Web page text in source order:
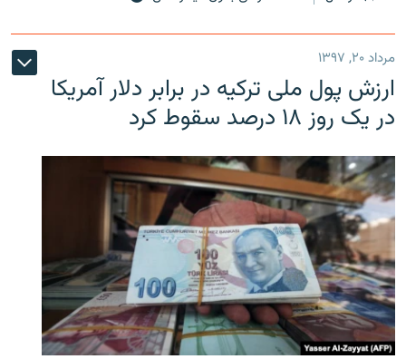
مرداد ۲۰, ۱۳۹۷
ارزش پول ملی ترکیه در برابر دلار آمریکا
در یک روز ۱۸ درصد سقوط کرد